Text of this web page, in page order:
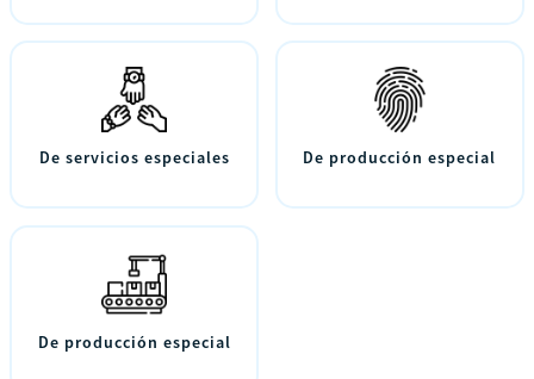
De servicios especiales De producción especial
De producción especial